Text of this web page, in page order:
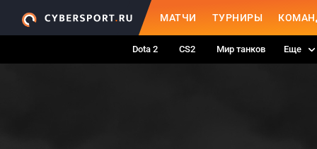
МАТЧИ ТУРНИРЫ
Dota 2 CS2 Мир танков Еще